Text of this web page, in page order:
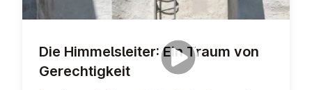
Die Him­mels­lei­ter: Ein Traum von
Ge­rech­tig­keit